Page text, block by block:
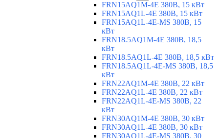
FRN15AQ1M-4E 380В, 15 кВт
FRN15AQ1L-4E 380В, 15 кВт
FRN15AQ1L-4E-MS 380В, 15
кВт
FRN18.5AQ1M-4E 380В, 18,5
кВт
FRN18.5AQ1L-4E 380В, 18,5 кВт
FRN18.5AQ1L-4E-MS 380В, 18,5
кВт
FRN22AQ1M-4E 380В, 22 кВт
FRN22AQ1L-4E 380В, 22 кВт
FRN22AQ1L-4E-MS 380В, 22
кВт
FRN30AQ1M-4E 380В, 30 кВт
FRN30AQ1L-4E 380В, 30 кВт
FRN30AQ1L-4E-MS 380В, 30